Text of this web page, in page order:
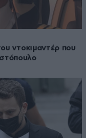
ντοκιμαντέρ που